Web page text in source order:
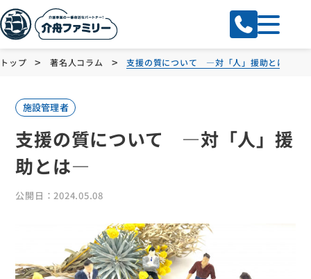
トップ > 著名人コラム > 支援の質について ―対「人」援助とは―
施設管理者
支援の質について ―対「人」援
助とは―
公開日：2024.05.08